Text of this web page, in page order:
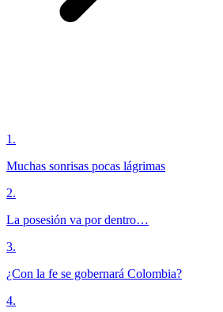
1 .
Muchas sonrisas pocas lágrimas
2.
La posesión va por dentro…
3.
¿Con la fe se gobernará Colombia?
4.